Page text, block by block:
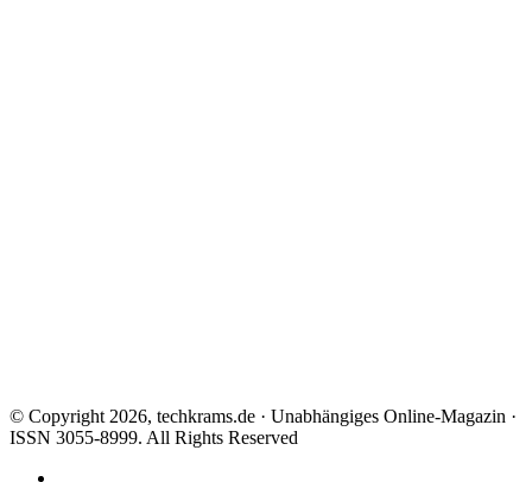
© Copyright 2026, techkrams.de · Unabhängiges Online-Magazin ·
ISSN 3055-8999. All Rights Reserved